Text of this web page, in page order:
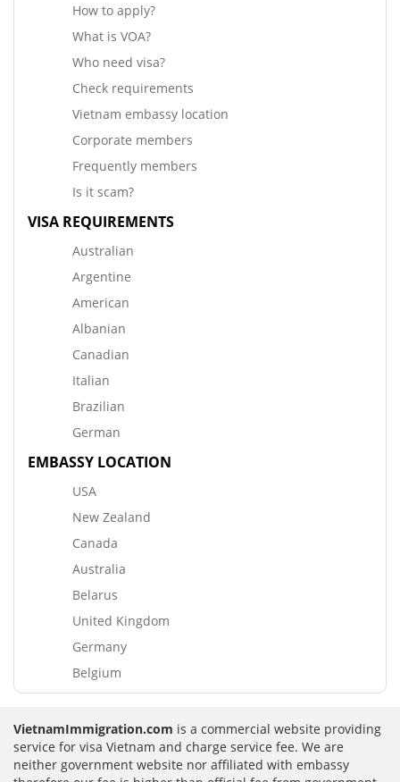
How to apply?
What is VOA?
Who need visa?
Check requirements
Vietnam embassy location
Corporate members
Frequently members
Is it scam?
VISA REQUIREMENTS
Australian
Argentine
American
Albanian
Canadian
Italian
Brazilian
German
EMBASSY LOCATION
USA
New Zealand
Canada
Australia
Belarus
United Kingdom
Germany
Belgium
VietnamImmigration.com is a commercial website providing
service for visa Vietnam and charge service fee. We are
neither government website nor affiliated with embassy